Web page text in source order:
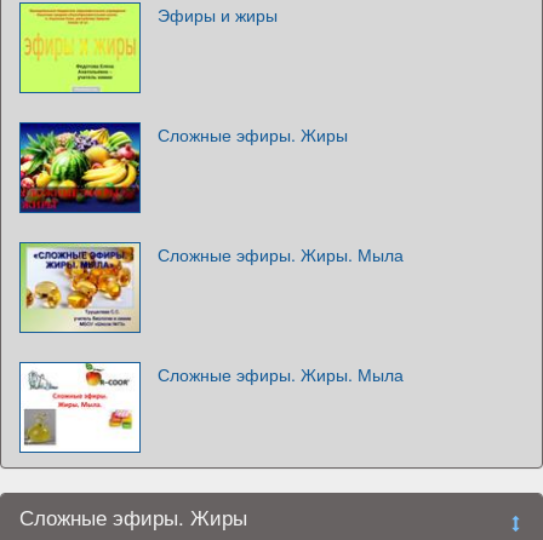
Эфиры и жиры
Сложные эфиры. Жиры
Сложные эфиры. Жиры. Мыла
Сложные эфиры. Жиры. Мыла
Сложные эфиры. Жиры